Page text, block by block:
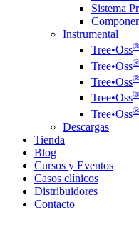
Sistema
Instrumental
Tree•Oss®️
Tree•Oss®️
Tree•Oss®️
Tree•Oss®️
Tree•Oss®️
Descargas
Tienda
Blog
Cursos y Eventos
Casos clínicos
Distribuidores
Contacto